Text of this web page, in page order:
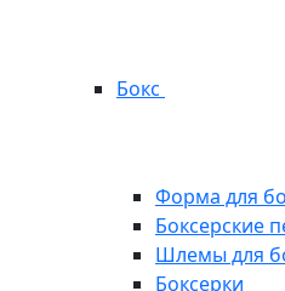
Бокс
Форма для
Боксерские
Шлемы для
Боксерки